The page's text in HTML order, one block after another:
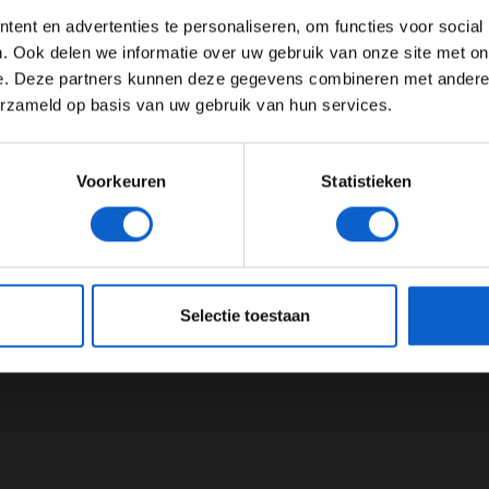
en advertenties te personaliseren, om functies voor
Ook delen we informatie over uw gebruik van onze site met
Deze partners kunnen deze gegevens combineren met
op basis van uw gebruik van hun services.
Voorkeuren Statistieken
Selectie toestaan
GP Monaco
Advertentie instellingen
Toon alle alcoholische drankenadvertenties (18+)
Toon alle kansspelenadvertenties (24+)
DAN 24 24 JAAR OF OUDER
onsprivacybeleidvoor meer informatie over gegevensgebruik en -